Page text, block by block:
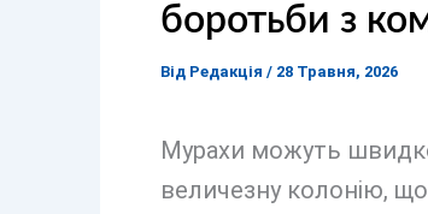
боротьби з
Від Редакція / 28 Травня, 2026
Мурахи можуть
величезну колонію,